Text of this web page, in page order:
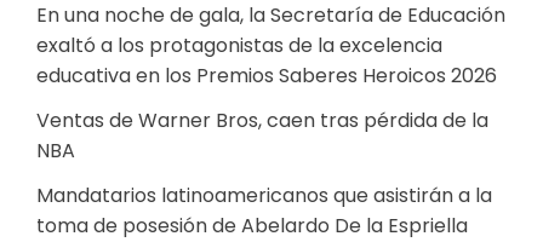
En una noche de gala, la Secretaría de Educación
exaltó a los protagonistas de la excelencia
educativa en los Premios Saberes Heroicos 2026
Ventas de Warner Bros, caen tras pérdida de la
NBA
Mandatarios latinoamericanos que asistirán a la
toma de posesión de Abelardo De la Espriella